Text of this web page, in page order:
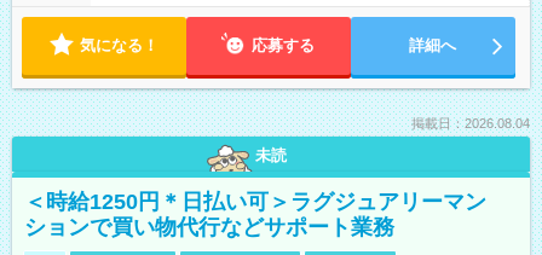
気になる！ 応募する 詳細へ
掲載日：2026.08.04
未読
＜時給1250円＊日払い可＞ラグジュアリーマン
ションで買い物代行などサポート業務